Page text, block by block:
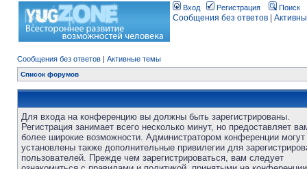
Вход Регистрация Поиск
Сообщения без ответов
Сообщения без ответов | Активные темы
Список форумов
Для входа на конференцию вы должны быть зарегистрированы.
Регистрация занимает всего несколько минут, но предоставляет
более широкие возможности. Администратором конференции
установлены также дополнительные привилегии для
пользователей. Прежде чем зарегистрироваться, вам следует